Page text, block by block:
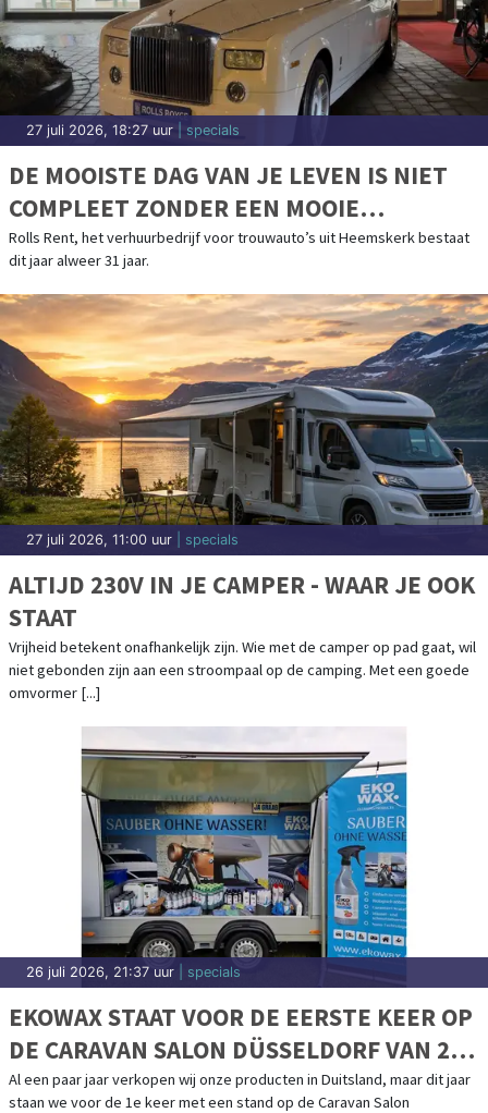
27 juli 2026, 18:27 uur | specials
DE MOOISTE DAG VAN JE LEVEN IS NIET
COMPLEET ZONDER EEN MOOIE
TROUWAUTO
Rolls Rent, het verhuurbedrijf voor trouwauto’s uit Heemskerk bestaat
dit jaar alweer 31 jaar.
27 juli 2026, 11:00 uur | specials
ALTIJD 230V IN JE CAMPER - WAAR JE OOK
STAAT
Vrijheid betekent onafhankelijk zijn. Wie met de camper op pad gaat, wil
niet gebonden zijn aan een stroompaal op de camping. Met een goede
omvormer [...]
26 juli 2026, 21:37 uur | specials
EKOWAX STAAT VOOR DE EERSTE KEER OP
DE CARAVAN SALON DÜSSELDORF VAN 28
AUGUSTUS T/M 6 SEPTEMBER
Al een paar jaar verkopen wij onze producten in Duitsland, maar dit jaar
staan we voor de 1e keer met een stand op de Caravan Salon